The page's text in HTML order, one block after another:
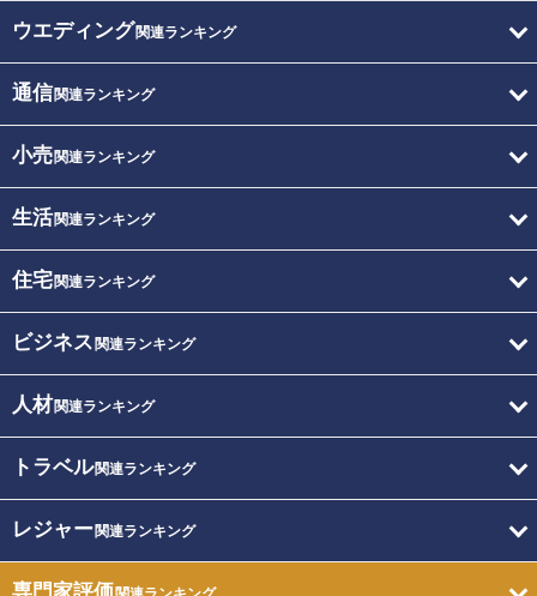
ウエディング関連ランキング
通信関連ランキング
小売関連ランキング
生活関連ランキング
住宅関連ランキング
ビジネス 関連ランキング
人材関連ランキング
トラベル関連ランキング
レジャー関連ランキング